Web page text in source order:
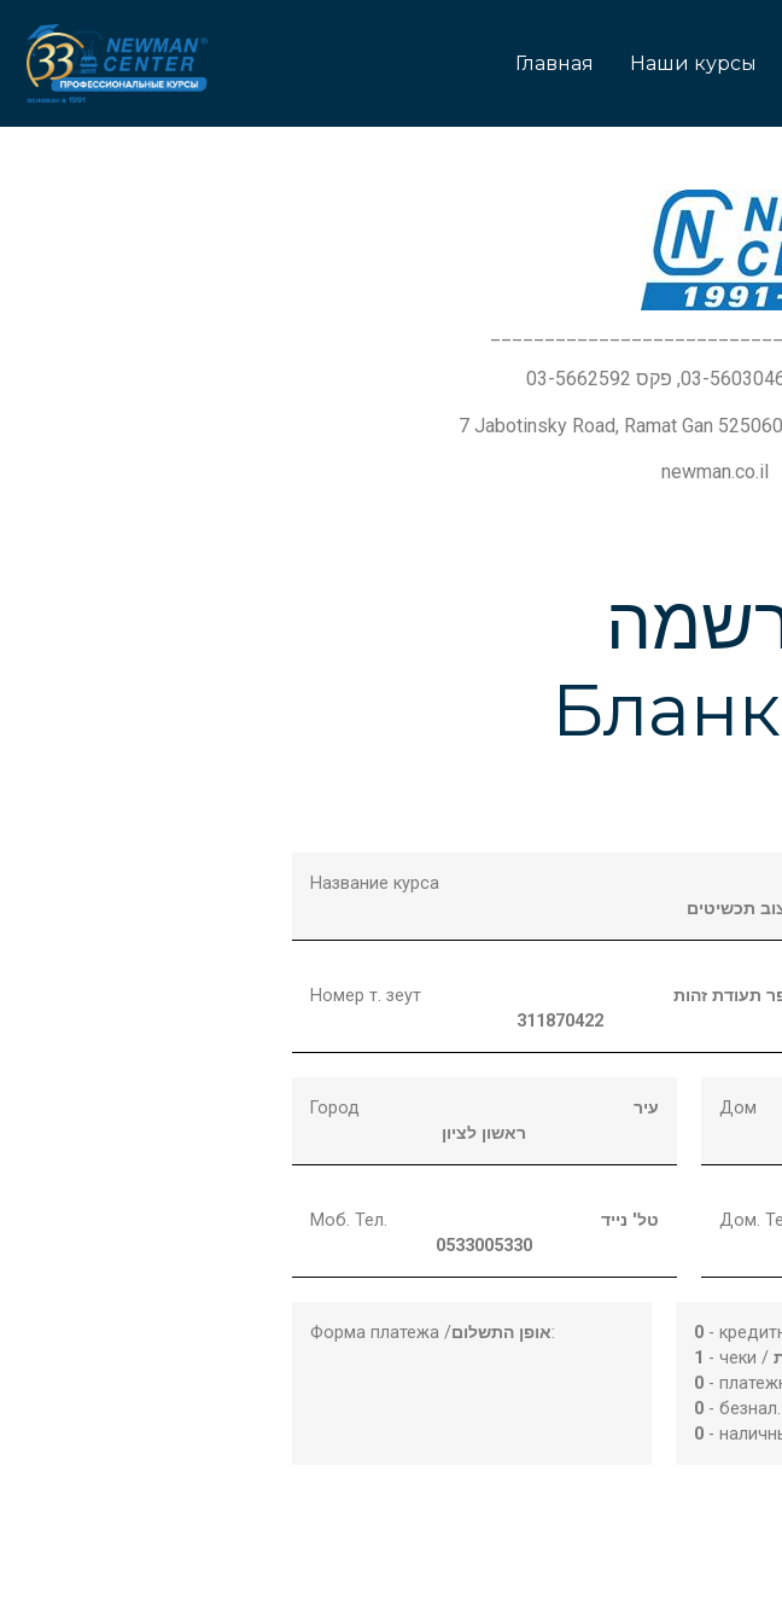
Главная Наши курсы
7 Jabotinsky Road, Ramat Gan
newman.co.il
Название курса
Номер т. зеут
תעודת זהות
311870422
Город
עיר
ראשון לציון
Дом
Моб. Тел.
טל' נייד
0533005330
Дом.
Форма платежа /אופן התשלום: 0-
1 - чеки /
0-
0-
0-